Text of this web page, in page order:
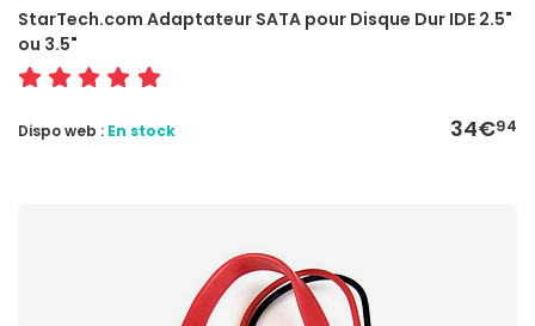
StarTech.com Adaptateur SATA pour Disque Dur IDE 2.5"
ou 3.5"
34€94
Dispo web : En stock